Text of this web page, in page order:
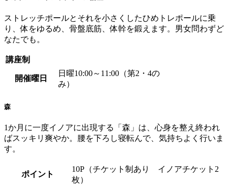
ストレッチポールとそれを小さくしたひめトレポールに乗
り、体をゆるめ、骨盤底筋、体幹を鍛えます。男女問わずど
なたでも。
講座制
開催曜日
日曜10:00～11:00（第2・4の
み）
森
1か月に一度イノアに出現する「森」は、心身を整え終われ
ばスッキリ爽やか。腰を下ろし寝転んで、気持ちよく行いま
す。
ポイント
10P（チケット制あり イノアチケット2
枚）